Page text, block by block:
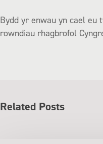
Bydd yr enwau yn cael eu
rowndiau rhagbrofol
Related Posts